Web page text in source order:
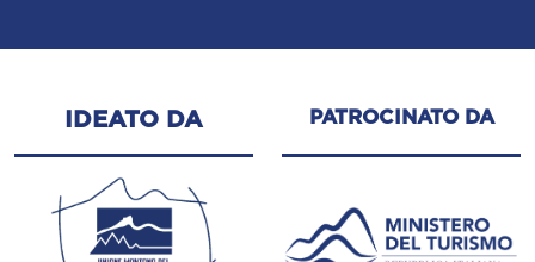
IDEATO DA PATROCINATO DA